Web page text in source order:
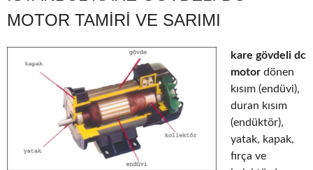
MOTOR TAMIRI VE SARIMI
kare gövdeli dc
motor dönen
kısım (endüvi),
duran kısım
(endüktör),
yatak, kapak,
fırça ve